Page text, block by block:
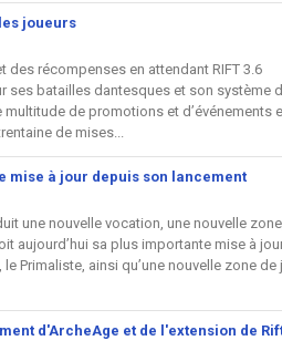
joueurs
récompenses en attendant RIFT 3.6
ses batailles dantesques et son
de promotions et
de mises...
mise à jour depuis son lancement
une nouvelle vocation, une nouvelle
aujourd’hui sa plus importante mise à
le Primaliste, ainsi qu’une nouvelle zone
d'ArcheAge et de l'extension de